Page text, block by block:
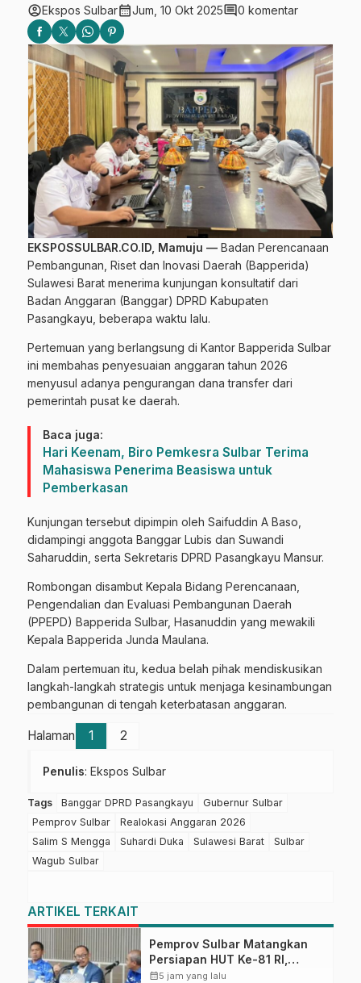
account_circleEkspos Sulbarcalendar_monthJum, 10 Okt 2025comment0 komentar
EKSPOSSULBAR.CO.ID, Mamuju — Badan Perencanaan
Pembangunan, Riset dan Inovasi Daerah (Bapperida)
Sulawesi Barat menerima kunjungan konsultatif dari
Badan Anggaran (Banggar) DPRD Kabupaten
Pasangkayu, beberapa waktu lalu.
Pertemuan yang berlangsung di Kantor Bapperida Sulbar
ini membahas penyesuaian anggaran tahun 2026
menyusul adanya pengurangan dana transfer dari
pemerintah pusat ke daerah.
Baca juga:
Hari Keenam, Biro Pemkesra Sulbar Terima
Mahasiswa Penerima Beasiswa untuk
Pemberkasan
Kunjungan tersebut dipimpin oleh Saifuddin A Baso,
didampingi anggota Banggar Lubis dan Suwandi
Saharuddin, serta Sekretaris DPRD Pasangkayu Mansur.
Rombongan disambut Kepala Bidang Perencanaan,
Pengendalian dan Evaluasi Pembangunan Daerah
(PPEPD) Bapperida Sulbar, Hasanuddin yang mewakili
Kepala Bapperida Junda Maulana.
Dalam pertemuan itu, kedua belah pihak mendiskusikan
langkah-langkah strategis untuk menjaga kesinambungan
pembangunan di tengah keterbatasan anggaran.
Halaman 1 2
Penulis: Ekspos Sulbar
Tags Banggar DPRD Pasangkayu
Gubernur Sulbar
Pemprov Sulbar
Realokasi Anggaran 2026
Salim S Mengga
Suhardi Duka Sulawesi Barat
Sulbar
Wagub Sulbar
ARTIKEL TERKAIT
Pemprov Sulbar Matangkan
Persiapan HUT Ke-81 RI,
Puncak Upacara di Lapangan
calendar_month5 jam yang lalu